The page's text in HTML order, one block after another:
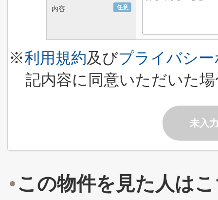
内容 任意
※利用規約及びプライバシ
記内容に同意いただいた
未入
この物件を見た人は